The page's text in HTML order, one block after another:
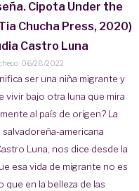
Cipota Under the
Chucha Press, 2020)
Castro Luna
· 06/28/2022
ser una niña migrante y
vivir bajo otra luna que mira
al país de origen? La
americana
Luna, nos dice desde la
esa vida de migrante no es
que en la belleza de las